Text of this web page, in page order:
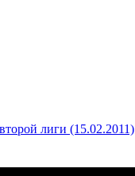
лиги (15.02.2011)